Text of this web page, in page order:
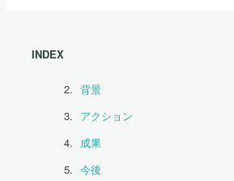
INDEX
背景
アクション
成果
今後